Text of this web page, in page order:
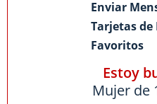
Enviar
Tarjetas de
Favoritos
Estoy
Mujer de